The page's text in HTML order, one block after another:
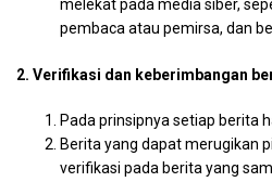
melekat pada media siber,
pembaca atau pemirsa, dan
2. Verifikasi dan keberimbangan
Pada prinsipnya setiap berita
Berita yang dapat merugikan
verifikasi pada berita yang